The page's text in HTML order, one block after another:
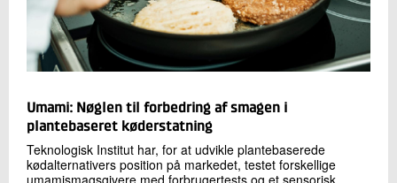
Umami: Nøglen til forbedring af smagen i
plantebaseret køderstatning
Teknologisk Institut har, for at udvikle plantebaserede
kødalternativers position på markedet, testet forskellige